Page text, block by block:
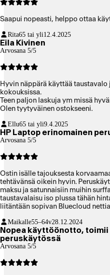
Saapui nopeasti, helppo ottaa
Rita65 tai yli12.4.2025
Eila Kivinen
Arvosana 5/5
Hyvin näppärä käyttää taustavalo ja vepkamera hyvä teams
kokouksissa.
Teen paljon laskuja ym missä
Olen tyytyväinen ostokseeni.
Ellu65 tai yli9.4.2025
HP Laptop erinomainen
Arvosana 5/5
Ostin isälle tajouksesta
tehtävänsä oikein hyvin.
maksu ja satunnaisiin muihin
taustavalaisu iso plussa tähän
liitäntään sopivan Bluecloud
ollut itselläni työkoneena, josta
Maikalle55–64v28.12.2024
Nopea käyttöönotto, toimii
peruskäytössä
Arvosana 5/5